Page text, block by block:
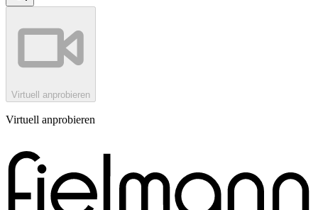
Virtuell anprobieren
Virtuell anprobieren